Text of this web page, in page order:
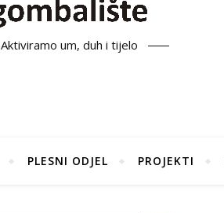
Aktiviramo um, duh i tijelo
PLESNI ODJEL PROJEKTI